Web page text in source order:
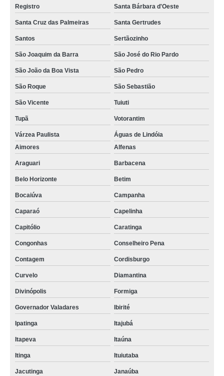
Registro Santa Bárbara d'Oeste
Santa Cruz das Palmeiras Santa Gertrudes
Santos Sertãozinho
São Joaquim da Barra São José do Rio Pardo
São João da Boa Vista São Pedro
São Roque São Sebastião
São Vicente Tuiuti
Tupã Votorantim
Várzea Paulista
Águas de Lindóia
Aimores
Alfenas
Araguari Barbacena
Belo Horizonte Betim
Bocaiúva Campanha
Caparaó Capelinha
Capitólio Caratinga
Congonhas Conselheiro Pena
Contagem Cordisburgo
Curvelo Diamantina
Divinópolis Formiga
Governador Valadares Ibirité
Ipatinga Itajubá
Itapeva Itaúna
Itinga Ituiutaba
Jacutinga Janaúba